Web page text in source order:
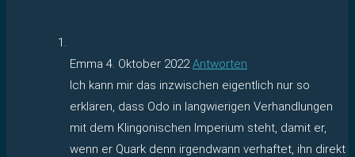
Emma 4. Oktober 2022 Antworten
Ich kann mir das inzwischen eigentlich nur so
erklären, dass Odo in langwierigen Verhandlungen
mit dem Klingonischen Imperium steht, damit er,
wenn er Quark denn irgendwann verhaftet, ihn direkt